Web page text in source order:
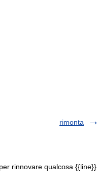
rimonta
rinnovare qualcosa {{line}}